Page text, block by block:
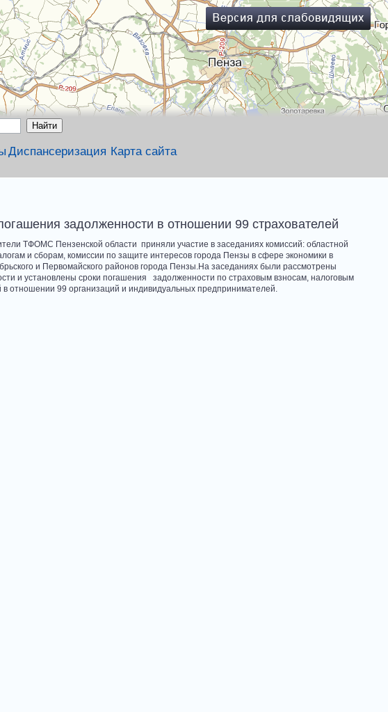
Диспансеризация Карта сайта
задолженности в отношении 99 страхователей
ТФОМС Пензенской области приняли участие в заседаниях комиссий: областной
и сборам, комиссии по защите интересов города Пензы в сфере экономики в
и Первомайского районов города Пензы.На заседаниях были рассмотрены
и установлены сроки погашения задолженности по страховым взносам, налоговым
в отношении 99 организаций и индивидуальных предпринимателей.